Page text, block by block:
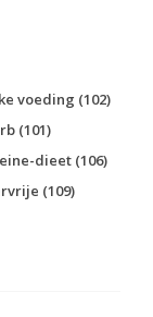
voeding (102)
(101)
dieet (106)
(109)